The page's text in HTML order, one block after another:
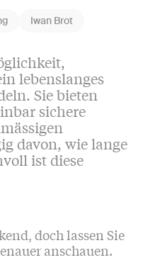
Iwan Brot
lebenslanges
Sie bieten
sichere
davon, wie lange
ist diese
doch lassen Sie
anschauen.